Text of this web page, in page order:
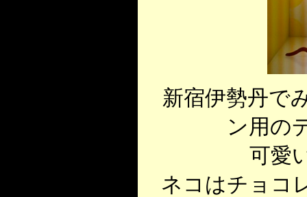
新宿伊勢丹で
ン用の
可愛
ネコはチョコ